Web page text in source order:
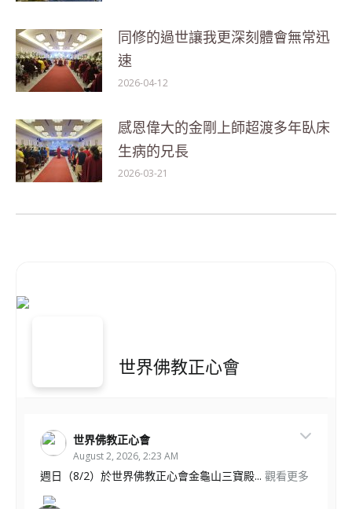
同修的過世讓我更深刻體會無常迅
速
2026-04-12
感恩偉大的金剛上師超渡多年臥床
生病的兄長
2026-03-21
世界佛教正心會
世界佛教正心會
August 2, 2026, 2:23 AM
週日（8/2）於世界佛教正心會金龜山三寶殿... 觀看更多